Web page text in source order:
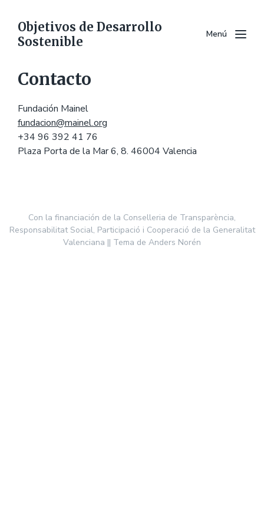
Objetivos de Desarrollo
Sostenible
Menú
Contacto
Fundación Mainel
fundacion@mainel.org
+34 96 392 41 76
Plaza Porta de la Mar 6, 8. 46004 Valencia
Con la financiación de la Conselleria de Transparència,
Responsabilitat Social, Participació i Cooperació de la Generalitat
Valenciana || Tema de Anders Norén